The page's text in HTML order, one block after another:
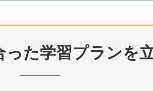
った学習プランを